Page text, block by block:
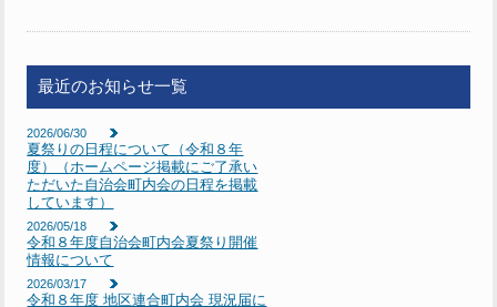
最近のお知らせ一覧
2026/06/30
夏祭りの日程について（令和８年
度）（ホームページ掲載にご了承い
ただいた自治会町内会の日程を掲載
しています）
2026/05/18
令和８年度自治会町内会夏祭り開催
情報について
2026/03/17
令和８年度 地区連合町内会 現況届に